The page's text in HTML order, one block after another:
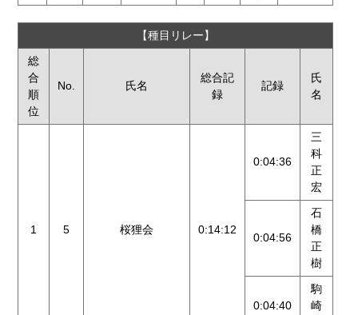
【種目リレー】
総
合
順
位
No. 氏名
総合記
録
記録
氏
名
1 5 桜狸会 0:14:12
0:04:36
三
科
正
宏
0:04:56
石
橋
正
樹
0:04:40
駒
崎